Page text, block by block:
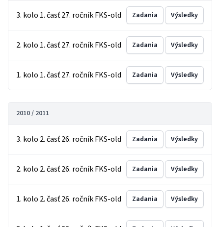
3. kolo 1. časť 27. ročník FKS-old Zadania Výsledky
2. kolo 1. časť 27. ročník FKS-old Zadania Výsledky
1. kolo 1. časť 27. ročník FKS-old Zadania Výsledky
2010 / 2011
3. kolo 2. časť 26. ročník FKS-old Zadania Výsledky
2. kolo 2. časť 26. ročník FKS-old Zadania Výsledky
1. kolo 2. časť 26. ročník FKS-old Zadania Výsledky